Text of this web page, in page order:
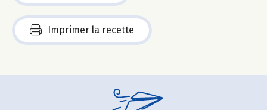
Imprimer la recette